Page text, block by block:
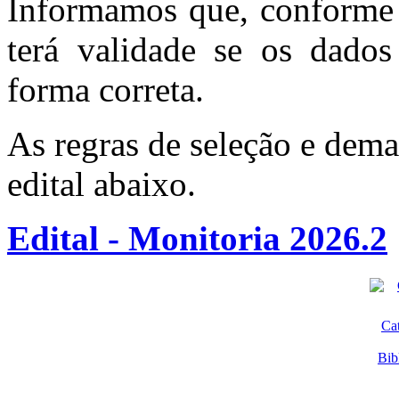
Informamos que,
terá validade se os
forma correta.
As regras de seleção e
edital abaixo.
Edital - Monitoria 2026.2